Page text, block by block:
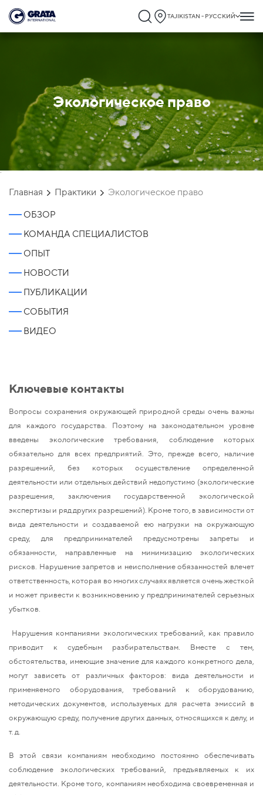
TAJIKISTAN - РУССКИЙ
Экологическое право
`
Главная Практики Экологическое право
ОБЗОР
КОМАНДА СПЕЦИАЛИСТОВ
ОПЫТ
НОВОСТИ
ПУБЛИКАЦИИ
СОБЫТИЯ
ВИДЕО
Ключевые контакты
Вопросы сохранения окружающей природной среды очень важны
для каждого государства. Поэтому на законодательном уровне
введены экологические требования, соблюдение которых
обязательно для всех предприятий. Это, прежде всего, наличие
разрешений, без которых осуществление определенной
деятельности или отдельных действий недопустимо (экологические
разрешения, заключения государственной экологической
экспертизы и ряд других разрешений). Кроме того, в зависимости от
вида деятельности и создаваемой ею нагрузки на окружающую
среду, для предпринимателей предусмотрены запреты и
обязанности, направленные на минимизацию экологических
рисков. Нарушение запретов и неисполнение обязанностей влечет
ответственность, которая во многих случаях является очень жесткой
и может привести к возникновению у предпринимателей серьезных
убытков.
Нарушения компаниями экологических требований, как правило
приводит к судебным разбирательствам. Вместе с тем,
обстоятельства, имеющие значение для каждого конкретного дела,
могут зависеть от различных факторов: вида деятельности и
применяемого оборудования, требований к оборудованию,
методических документов, используемых для расчета эмиссий в
окружающую среду, получение других данных, относящихся к делу, и
т. д.
В этой связи компаниям необходимо постоянно обеспечивать
соблюдение экологических требований, предъявляемых к их
деятельности. Кроме того, компаниям необходима своевременная и